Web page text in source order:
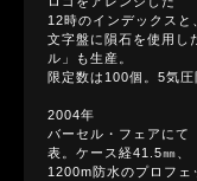
12時のインデックスと
文字盤に隕石を使用
ル」も生産。
限定数は100個。5気圧
2004年
バーセル・フェアに
表。ケース経41.5㎜、
1200m防水のプロフェ